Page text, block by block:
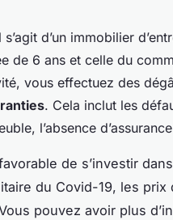
s’agit d’un immobilier
de 6 ans et celle du
vous effectuez des
. Cela inclut les
l’absence
de s’investir
du Covid-19, les
pouvez avoir plus